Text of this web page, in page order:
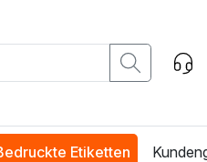
Etiketten